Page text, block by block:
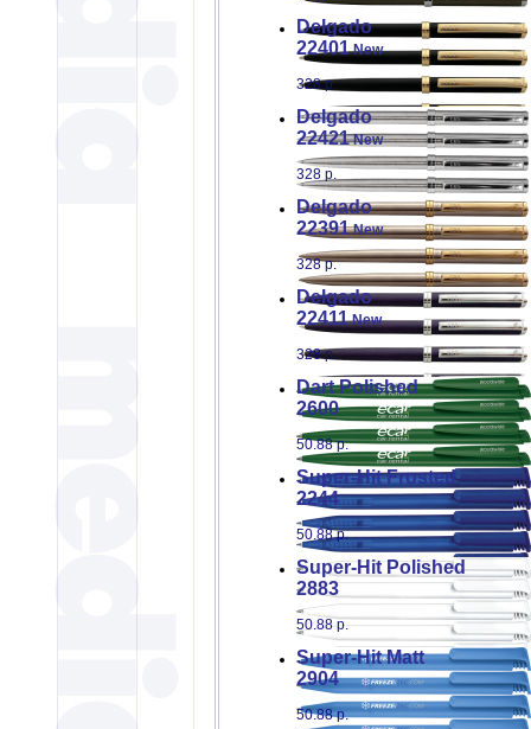
Delgado
22401New
328 р.
Delgado
22421New
328 р.
Delgado
22391New
328 р.
Delgado
22411New
328 р.
Dart Polished
2600
50.88 р.
Super-Hit Frosted
2244
50.88 р.
Super-Hit Polished
2883
50.88 р.
Super-Hit Matt
2904
50.88 р.